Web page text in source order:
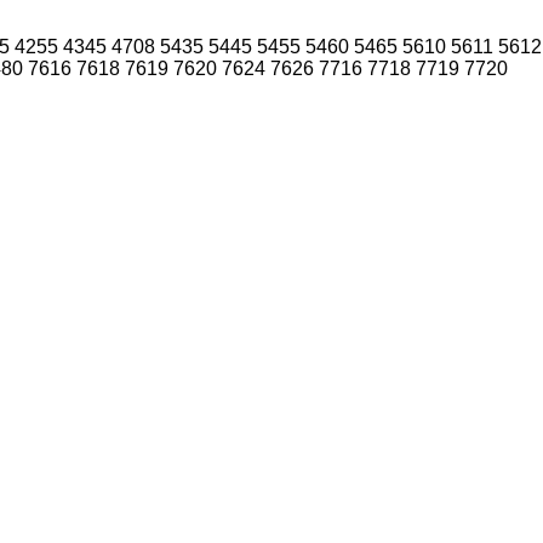
4255 4345 4708 5435 5445 5455 5460 5465 5610 5611 5612
7616 7618 7619 7620 7624 7626 7716 7718 7719 7720